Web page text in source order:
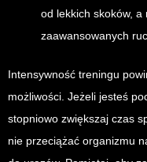
od lekkich skoków,
zaawansowanych
Intensywność treningu
możliwości. Jeżeli jesteś
stopniowo zwiększaj czas
nie przeciążać organizmu